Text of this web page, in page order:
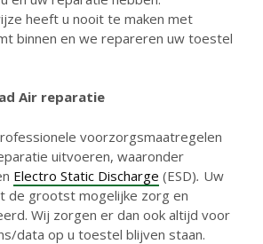
heeft u nooit te maken met
binnen en we repareren uw toestel
Air reparatie
voorzorgsmaatregelen
uitvoeren, waaronder
Electro Static Discharge (ESD). Uw
de grootst mogelijke zorg en
Wij zorgen er dan ook altijd voor
data op u toestel blijven staan.